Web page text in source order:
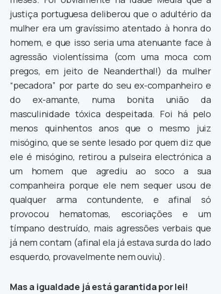
justiça portuguesa deliberou que o adultério da
mulher era um gravíssimo atentado à honra do
homem, e que isso seria uma atenuante face à
agressão violentíssima (com uma moca com
pregos, em jeito de Neanderthal!) da mulher
“pecadora” por parte do seu ex-companheiro e
do ex-amante, numa bonita união da
masculinidade tóxica despeitada. Foi há pelo
menos quinhentos anos que o mesmo juiz
misógino, que se sente lesado por quem diz que
ele é misógino, retirou a pulseira electrónica a
um homem que agrediu ao soco a sua
companheira porque ele nem sequer usou de
qualquer arma contundente, e afinal só
provocou hematomas, escoriações e um
tímpano destruído, mais agressões verbais que
já nem contam (afinal ela já estava surda do lado
esquerdo, provavelmente nem ouviu).
Mas a igualdade já está garantida por lei!